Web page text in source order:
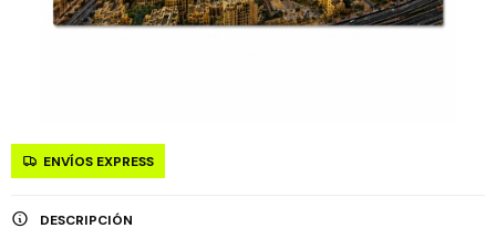
ENVÍOS EXPRESS
DESCRIPCIÓN